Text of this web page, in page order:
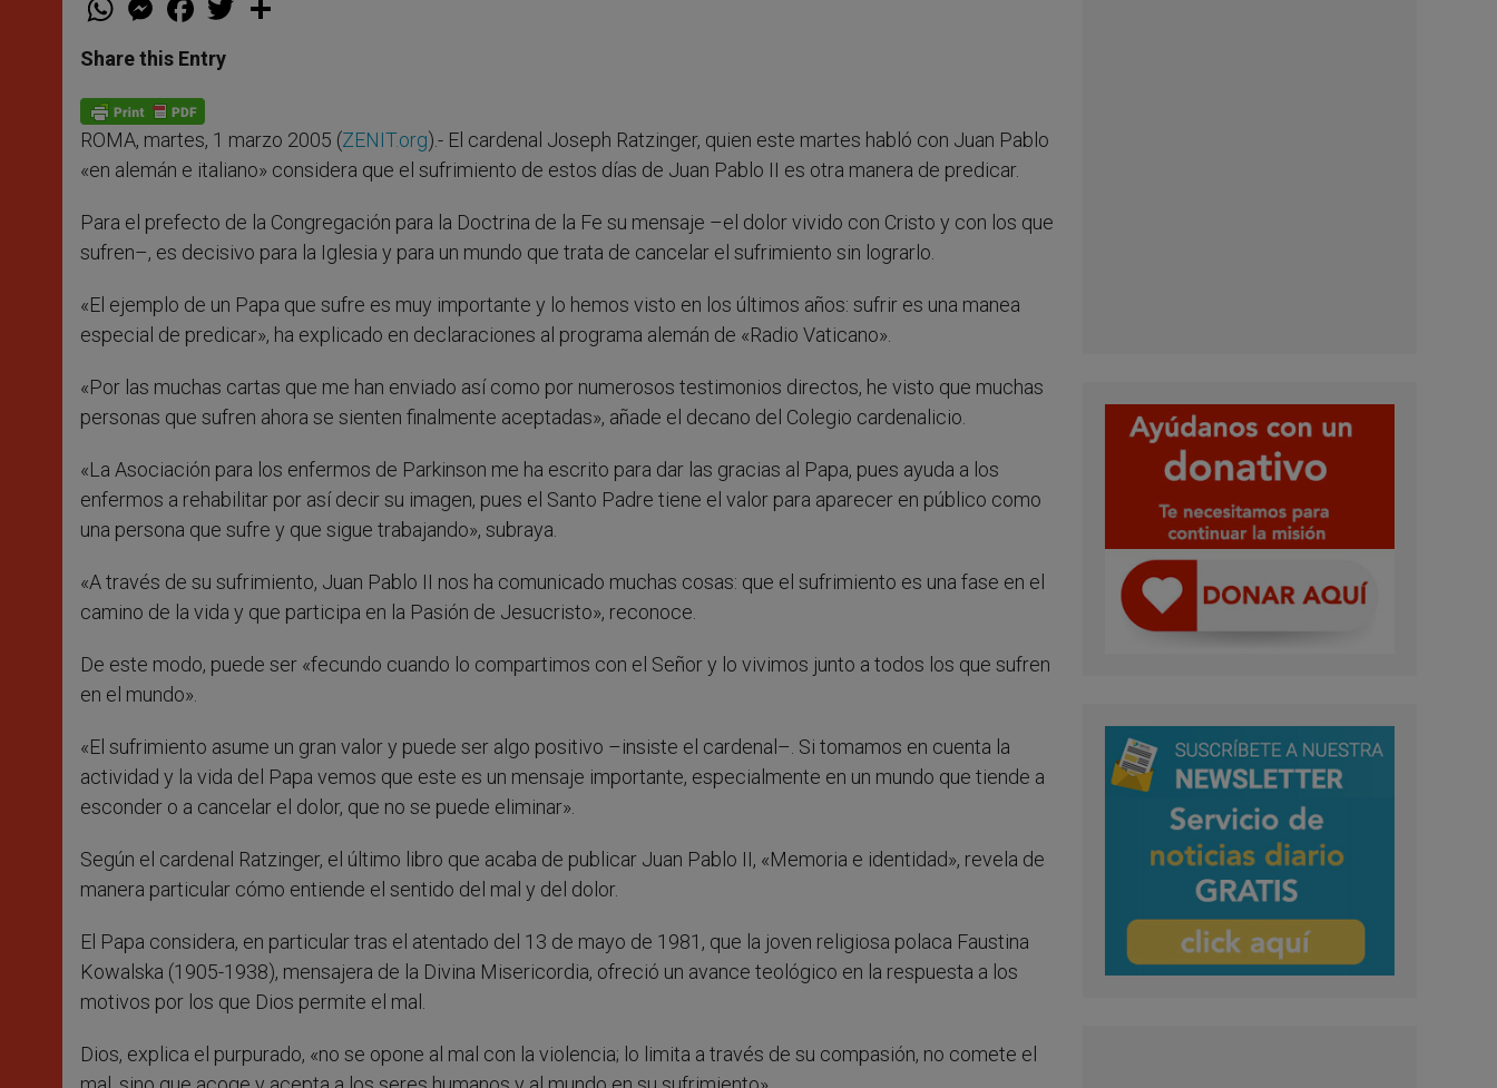
t
s
p
p
e
s
e
g
e
r
a
e
b
o
k
w
Share this Entry
ROMA, martes, 1 marzo 2005 (ZENIT.org).- El cardenal Joseph Ratzinger, quien este martes habló con Juan Pablo
«en alemán e italiano» considera que el sufrimiento de estos días de Juan Pablo II es otra manera de predicar.
Para el prefecto de la Congregación para la Doctrina de la Fe su mensaje –el dolor vivido con Cristo y con los que
sufren–, es decisivo para la Iglesia y para un mundo que trata de cancelar el sufrimiento sin lograrlo.
«El ejemplo de un Papa que sufre es muy importante y lo hemos visto en los últimos años: sufrir es una manea
especial de predicar», ha explicado en declaraciones al programa alemán de «Radio Vaticano».
«Por las muchas cartas que me han enviado así como por numerosos testimonios directos, he visto que muchas
personas que sufren ahora se sienten finalmente aceptadas», añade el decano del Colegio cardenalicio.
«La Asociación para los enfermos de Parkinson me ha escrito para dar las gracias al Papa, pues ayuda a los
enfermos a rehabilitar por así decir su imagen, pues el Santo Padre tiene el valor para aparecer en público como
una persona que sufre y que sigue trabajando», subraya.
«A través de su sufrimiento, Juan Pablo II nos ha comunicado muchas cosas: que el sufrimiento es una fase en el
camino de la vida y que participa en la Pasión de Jesucristo», reconoce.
De este modo, puede ser «fecundo cuando lo compartimos con el Señor y lo vivimos junto a todos los que sufren
en el mundo».
«El sufrimiento asume un gran valor y puede ser algo positivo –insiste el cardenal–. Si tomamos en cuenta la
actividad y la vida del Papa vemos que este es un mensaje importante, especialmente en un mundo que tiende a
esconder o a cancelar el dolor, que no se puede eliminar».
Según el cardenal Ratzinger, el último libro que acaba de publicar Juan Pablo II, «Memoria e identidad», revela de
manera particular cómo entiende el sentido del mal y del dolor.
El Papa considera, en particular tras el atentado del 13 de mayo de 1981, que la joven religiosa polaca Faustina
Kowalska (1905-1938), mensajera de la Divina Misericordia, ofreció un avance teológico en la respuesta a los
motivos por los que Dios permite el mal.
Dios, explica el purpurado, «no se opone al mal con la violencia; lo limita a través de su compasión, no comete el